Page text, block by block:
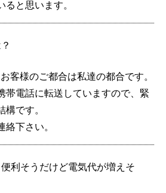
ると思います。
客様のご都合は私達の都合です。
帯電話に転送していますので、緊
構です。
絡下さい。
利そうだけど電気代が増えそ